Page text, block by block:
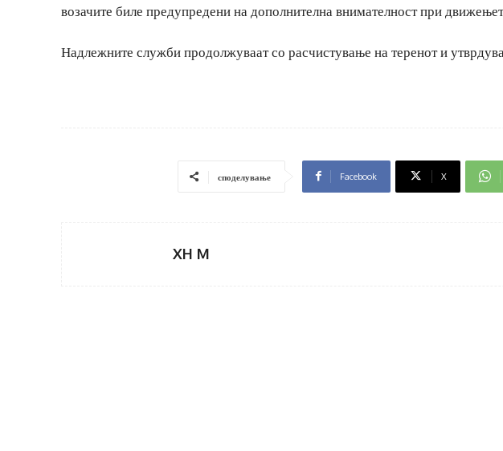
возачите биле предупредени на дополнителна внимателност при
Надлежните служби продолжуваат со расчистување на теренот и
споделување Facebook X
XH M